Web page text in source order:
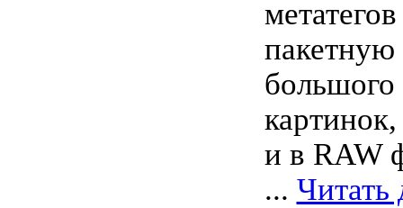
пакетную
большого
и в RAW
... Читать